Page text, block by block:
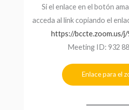
Si el enlace en el botón
acceda al link copiando el
https://bccte.zoom.us/j/
Meeting ID: 932
Enlace para el